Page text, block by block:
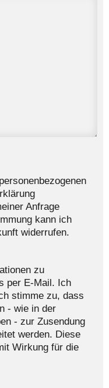
Anfrage
kann ich
widerrufen.
zu
per E-Mail. Ich
stimme zu, dass
- wie in der
- zur Zusendung
werden. Diese
Wirkung für die